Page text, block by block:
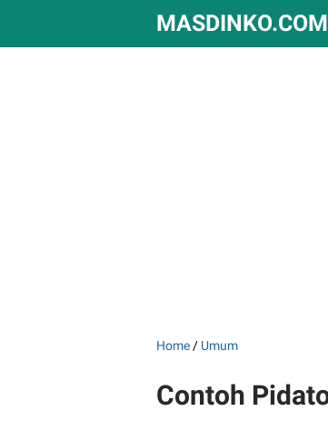
MASDINKO.COM
Home / Umum
Contoh